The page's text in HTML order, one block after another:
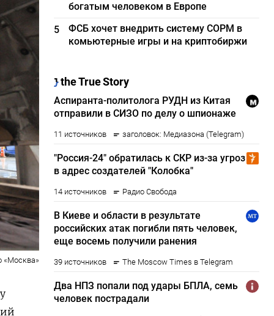
«Москва»
богатым человеком в Европе
5
ФСБ хочет внедрить систему СОРМ в
комьютерные игры и на криптобиржи